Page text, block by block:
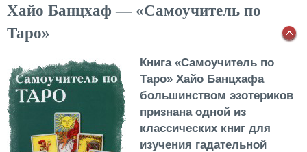
Хайо Банцхаф — «Самоучитель по
Таро»
Книга «Самоучитель по
Таро» Хайо Банцхафа
большинством эзотериков
признана одной из
классических книг для
изучения гадательной